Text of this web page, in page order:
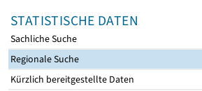
STATISTISCHE DATEN
Sachliche Suche
Regionale Suche
Kürzlich bereitgestellte Daten